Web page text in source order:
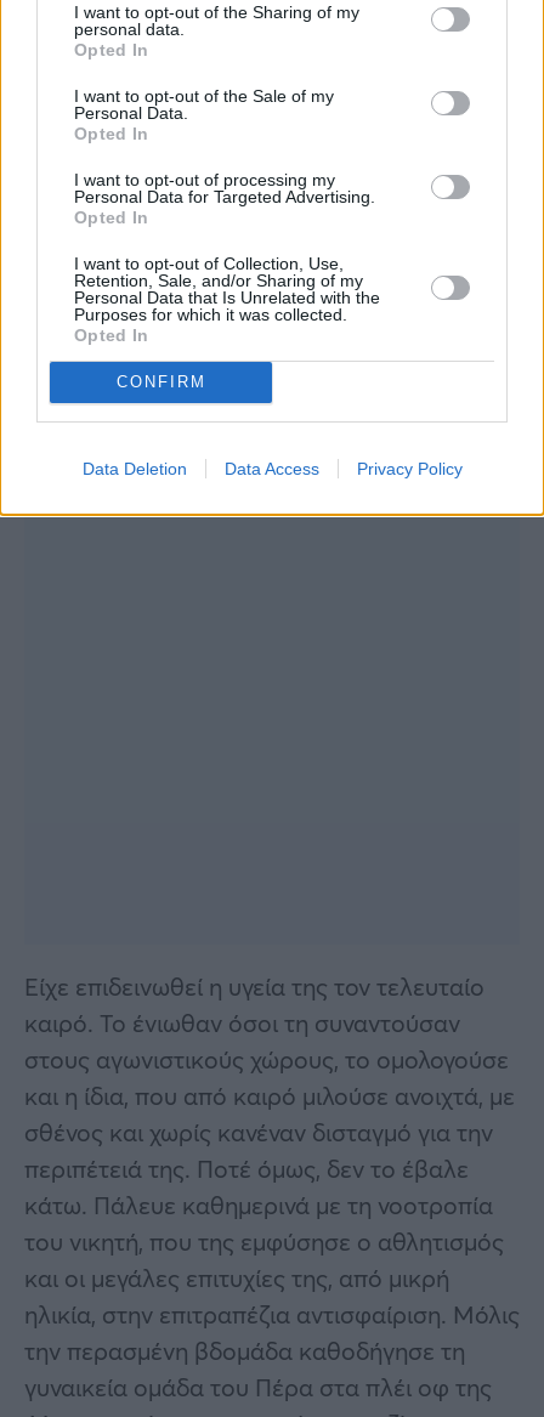
I want to opt-out of the Sharing of my
personal data.
Opted In
I want to opt-out of the Sale of my
Personal Data.
Opted In
I want to opt-out of processing my
Personal Data for Targeted Advertising.
Opted In
I want to opt-out of Collection, Use,
Retention, Sale, and/or Sharing of my
Personal Data that Is Unrelated with the
Purposes for which it was collected.
Opted In
CONFIRM
Data Deletion Data Access Privacy Policy
ρόλο της εκπροσώπου των αθλητών στην
ομοσπονδία, που με χαρά πήρε πριν από
λίγους μήνες κι όλα αυτά ανάμεσα σε
δεκάδες χημειοθεραπείες και περιόδους με
έντονους πόνους…
Είχε επιδεινωθεί η υγεία της τον τελευταίο
καιρό. Το ένιωθαν όσοι τη συναντούσαν
στους αγωνιστικούς χώρους, το ομολογούσε
και η ίδια, που από καιρό μιλούσε ανοιχτά, με
σθένος και χωρίς κανέναν δισταγμό για την
περιπέτειά της. Ποτέ όμως, δεν το έβαλε
κάτω. Πάλευε καθημερινά με τη νοοτροπία
του νικητή, που της εμφύσησε ο αθλητισμός
και οι μεγάλες επιτυχίες της, από μικρή
ηλικία, στην επιτραπέζια αντισφαίριση. Μόλις
την περασμένη βδομάδα καθοδήγησε τη
γυναικεία ομάδα του Πέρα στα πλέι οφ της